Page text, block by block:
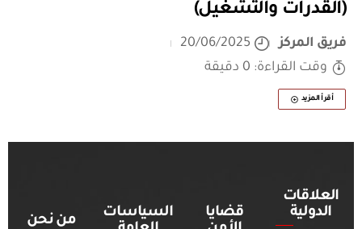
(القدرات والتشغيل)
فريق المركز
20/06/2025
وقت القراءة: 0 دقيقة
أقرأ المزيد
العلاقات
الدولية
قضايا
السياسات
من نحن